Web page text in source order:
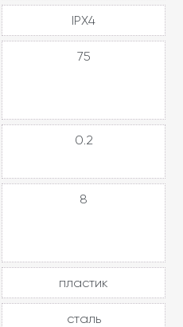
IPX4
75
0.2
8
пластик
сталь